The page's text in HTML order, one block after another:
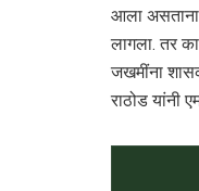
आला असताना
लागला. तर
जखमींना
राठोड यांनी